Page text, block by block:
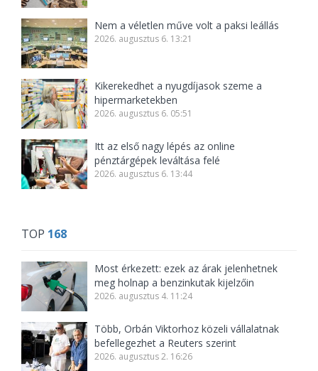
Nem a véletlen műve volt a paksi leállás
2026. augusztus 6. 13:21
Kikerekedhet a nyugdíjasok szeme a
hipermarketekben
2026. augusztus 6. 05:51
Itt az első nagy lépés az online
pénztárgépek leváltása felé
2026. augusztus 6. 13:44
TOP 168
Most érkezett: ezek az árak jelenhetnek
meg holnap a benzinkutak kijelzőin
2026. augusztus 4. 11:24
Több, Orbán Viktorhoz közeli vállalatnak
befellegezhet a Reuters szerint
2026. augusztus 2. 16:26